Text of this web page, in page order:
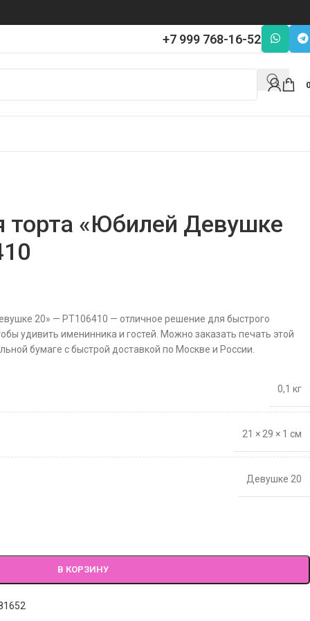
+7 999 768-16-52
0
торта «Юбилей Девушке
20» — PT106410 — отличное решение для быстрого
удивить именинника и гостей. Можно заказать печать этой
бумаге с быстрой доставкой по Москве и России.
0,1 кг
21 × 29 × 1 см
Девушке 20
В КОРЗИНУ